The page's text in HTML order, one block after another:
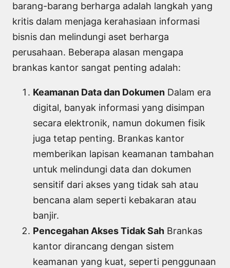
barang-barang berharga adalah langkah yang
kritis dalam menjaga kerahasiaan informasi
bisnis dan melindungi aset berharga
perusahaan. Beberapa alasan mengapa
brankas kantor sangat penting adalah:
Keamanan Data dan Dokumen Dalam era
digital, banyak informasi yang disimpan
secara elektronik, namun dokumen fisik
juga tetap penting. Brankas kantor
memberikan lapisan keamanan tambahan
untuk melindungi data dan dokumen
sensitif dari akses yang tidak sah atau
bencana alam seperti kebakaran atau
banjir.
Pencegahan Akses Tidak Sah Brankas
kantor dirancang dengan sistem
keamanan yang kuat, seperti penggunaan